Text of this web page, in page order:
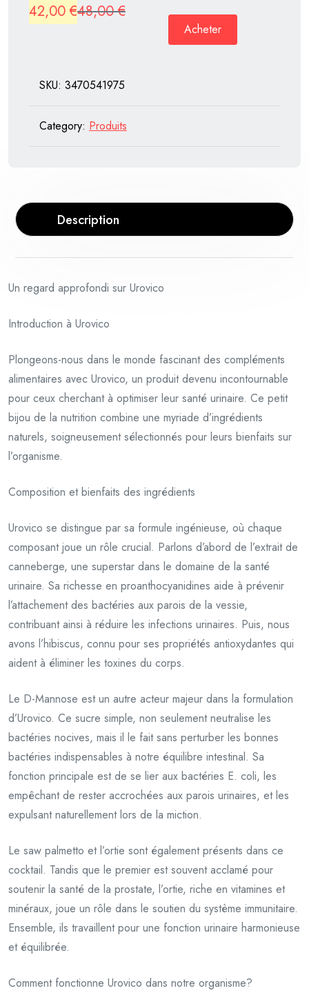
48,00€Original
42,00 €
Current
Acheter
SKU: 3470541975
Category: Produits
Description
Un regard approfondi sur Urovico
Introduction à Urovico
Plongeons-nous dans le monde fascinant des compléments
alimentaires avec Urovico, un produit devenu incontournable
pour ceux cherchant à optimiser leur santé urinaire. Ce petit
bijou de la nutrition combine une myriade d’ingrédients
naturels, soigneusement sélectionnés pour leurs bienfaits sur
l’organisme.
Composition et bienfaits des ingrédients
Urovico se distingue par sa formule ingénieuse, où chaque
composant joue un rôle crucial. Parlons d’abord de l’extrait de
canneberge, une superstar dans le domaine de la santé
urinaire. Sa richesse en proanthocyanidines aide à prévenir
l’attachement des bactéries aux parois de la vessie,
contribuant ainsi à réduire les infections urinaires. Puis, nous
avons l’hibiscus, connu pour ses propriétés antioxydantes qui
aident à éliminer les toxines du corps.
Le D-Mannose est un autre acteur majeur dans la formulation
d’Urovico. Ce sucre simple, non seulement neutralise les
bactéries nocives, mais il le fait sans perturber les bonnes
bactéries indispensables à notre équilibre intestinal. Sa
fonction principale est de se lier aux bactéries E. coli, les
empêchant de rester accrochées aux parois urinaires, et les
expulsant naturellement lors de la miction.
Le saw palmetto et l’ortie sont également présents dans ce
cocktail. Tandis que le premier est souvent acclamé pour
soutenir la santé de la prostate, l’ortie, riche en vitamines et
minéraux, joue un rôle dans le soutien du système immunitaire.
Ensemble, ils travaillent pour une fonction urinaire harmonieuse
et équilibrée.
Comment fonctionne Urovico dans notre organisme?